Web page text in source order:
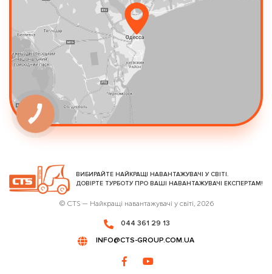
ВИБИРАЙТЕ НАЙКРАЩІ НАВАНТАЖУВАЧІ У СВІТІ.
ДОВІРТЕ ТУРБОТУ ПРО ВАШІ НАВАНТАЖУВАЧІ ЕКСПЕРТАМ!
© CTS — Найкращі навантажувачі у світі, 2026
044 361 29 13
INFO@CTS-GROUP.COM.UA
КНОПКА
ЗВ'ЯЗКУ